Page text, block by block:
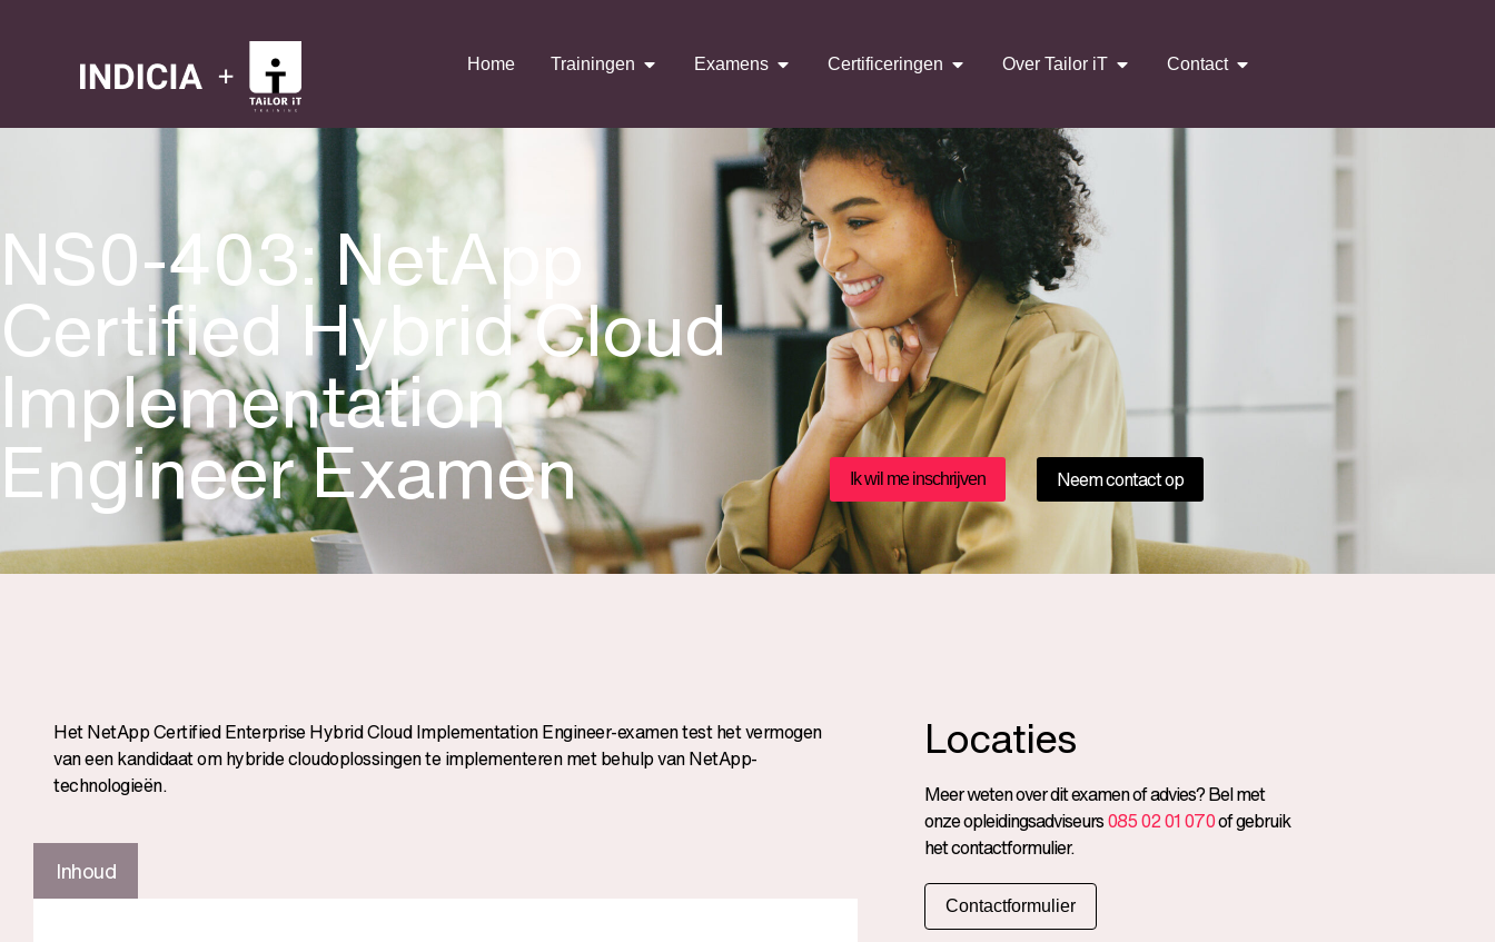
Home Trainingen Examens Certificeringen Over Tailor iT Contact
NS0-403: NetApp
Certified Hybrid Cloud
Implementation
Engineer Examen Ik wil me inschrijven Neem contact op
Het NetApp Certified Enterprise Hybrid Cloud Implementation Engineer-examen test het vermogen
van een kandidaat om hybride cloudoplossingen te implementeren met behulp van NetApp-
technologieën.
Inhoud
Locaties
Meer weten over dit examen of advies? Bel met
onze opleidingsadviseurs085 02 01 070of gebruik
het contactformulier.
Contactformulier